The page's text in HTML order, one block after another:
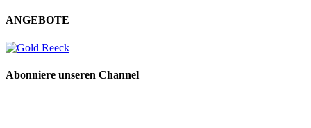
ANGEBOTE
Abonniere unseren Channel